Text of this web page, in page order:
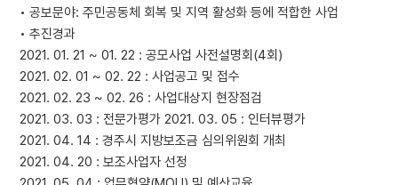
• 공보문야: 주민공동체 회복 및 지역 활성화 등에 적합한 사업
• 추진경과
2021. 01. 21 ~ 01. 22 : 공모사업 사전설명회(4회)
2021. 02. 01 ~ 02. 22 : 사업공고 및 접수
2021. 02. 23 ~ 02. 26 : 사업대상지 현장점검
2021. 03. 03 : 전문가평가 2021. 03. 05 : 인터뷰평가
2021. 04. 14 : 경주시 지방보조금 심의위원회 개최
2021. 04. 20 : 보조사업자 선정